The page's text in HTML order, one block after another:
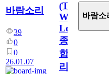
바람소리
39
0
0
26.01.07
(The
White
Lotus)
종
합
리
바람소